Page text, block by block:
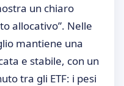
un chiaro
allocativo”. Nelle
mantiene una
e stabile, con un
tra gli ETF: i pesi